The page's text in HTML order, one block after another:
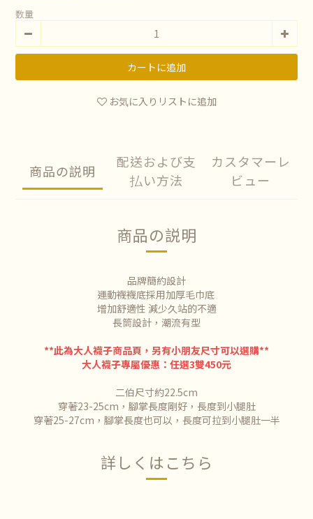
数量
カートに追加
お気に入りリストに追加
商品の説明
配送および支
払い方法
カスタマーレ
ビュー
商品の説明
品牌簡約設計
運動襪襪底採用加厚毛巾底
增加舒適性 減少久站的不適
長筒設計，潮流有型
**此為大人襪子商品頁，另有小朋友尺寸可以選購**
大人襪子專屬優惠：任選3雙450元
二伯尺寸約22.5cm
穿著23-25cm，腳掌長度剛好，長度到小腿肚
穿著25-27cm，腳掌長度也可以，長度可拉到小腿肚一半
詳しくはこちら